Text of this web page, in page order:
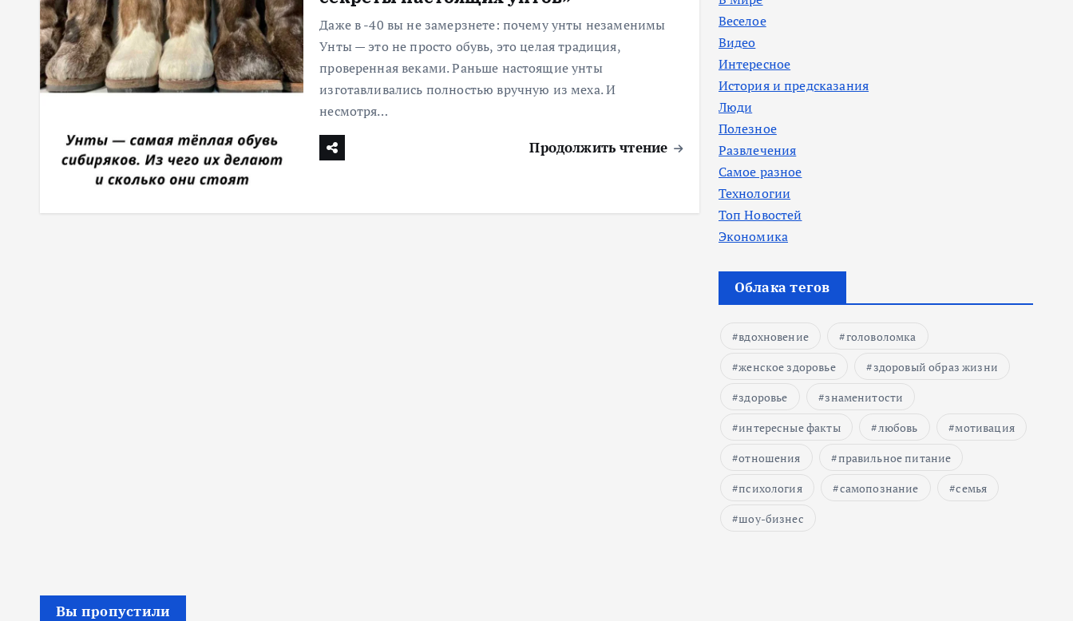
Даже в -40 вы не замерзнете: почему унты незаменимы
Унты — это не просто обувь, это целая традиция,
проверенная веками. Раньше настоящие унты
изготавливались полностью вручную из меха. И
несмотря…
Продолжить чтение
Веселое
Видео
Интересное
История и предсказания
Люди
Полезное
Развлечения
Самое разное
Технологии
Топ Новостей
Экономика
Облака тегов
вдохновение
головоломка
женское здоровье
здоровый образ жизни
здоровье
знаменитости
интересные факты
любовь
мотивация
отношения
правильное питание
психология
самопознание
семья
шоу-бизнес
Вы пропустили